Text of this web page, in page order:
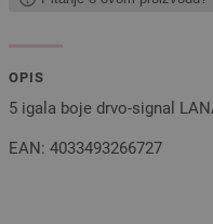
OPIS
5 igala boje drvo-signal
EAN: 4033493266727